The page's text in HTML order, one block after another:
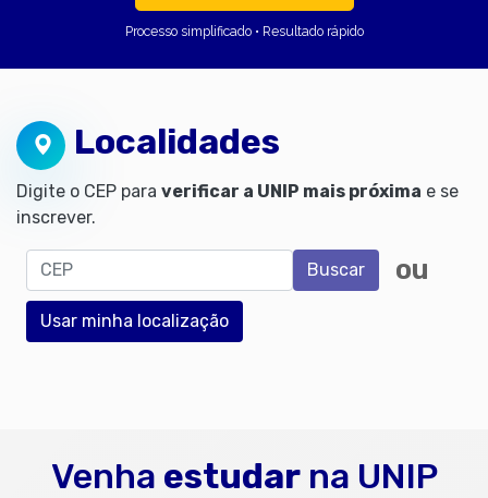
Processo simplificado • Resultado rápido
Localidades
Digite o CEP para verificar a UNIP mais próxima e se
inscrever.
CEP Buscar ou
Usar minha localização
Venha estudarna UNIP